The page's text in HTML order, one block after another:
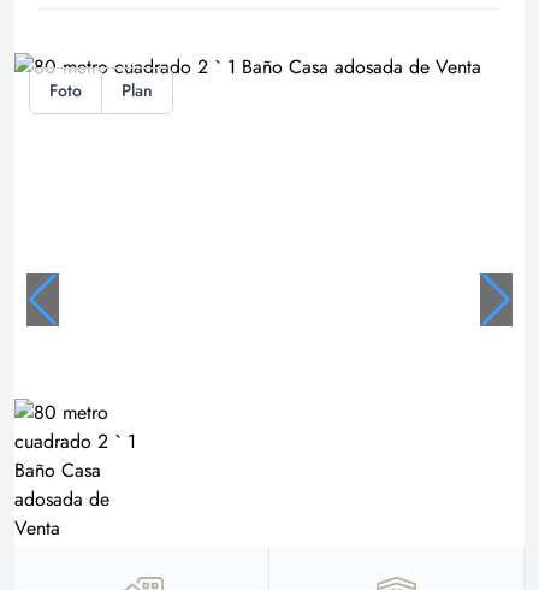
Foto Plan